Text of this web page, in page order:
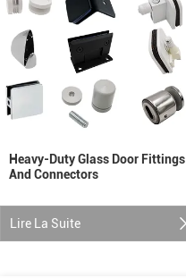
Heavy-Duty Glass Door Fittings
And Connectors
Lire La Suite